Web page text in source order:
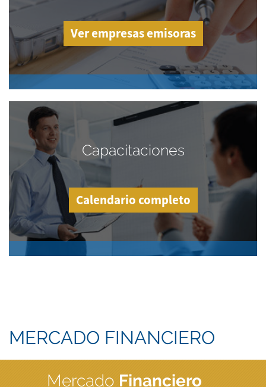
Ver empresas emisoras
Capacitaciones
Calendario completo
MERCADO FINANCIERO
Mercado Financiero